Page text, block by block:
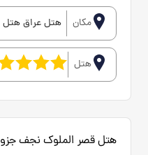
مکان هتل عراق هتل
هتل